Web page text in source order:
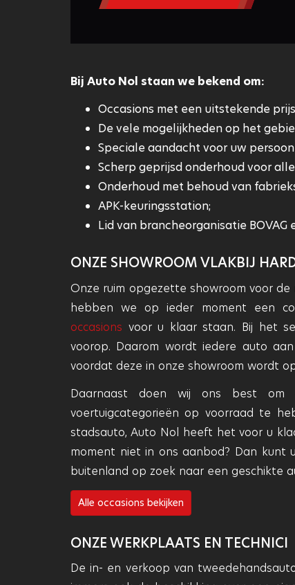
Bij Auto Nol staan we bekend om:
Occasions met een uitstekende
De vele mogelijkheden op het
Speciale aandacht voor uw
Scherp geprijsd onderhoud voor
Onderhoud met behoud van
APK-keuringsstation;
Lid van brancheorganisatie BOVAG
ONZE SHOWROOM VLAKBIJ
Onze ruim opgezette showroom voor
hebben we op ieder moment een
occasions voor u klaar staan. Bij het
voorop. Daarom wordt iedere auto
voordat deze in onze showroom wordt
Daarnaast doen wij ons best om
voertuigcategorieën op voorraad te
stadsauto, Auto Nol heeft het voor u
moment niet in ons aanbod? Dan kunt
buitenland op zoek naar een geschikte
Alle occasions bekijken
ONZE WERKPLAATS EN TECHNICI
De in- en verkoop van